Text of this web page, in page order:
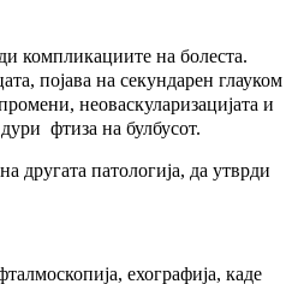
компликациите на болеста.
појава на секундарен глауком
неоваскуларизацијата и
фтиза на булбусот.
другата патологија, да утврди
ехографија, каде